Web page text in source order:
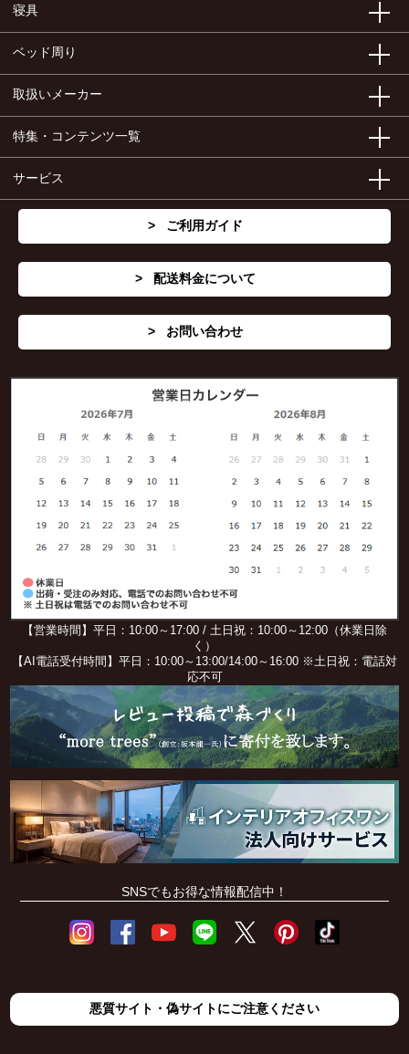
寝具
ベッド周り
取扱いメーカー
特集・コンテンツ一覧
サービス
ご利用ガイド
配送料金について
お問い合わせ
【営業時間】平日：10:00～17:00 / 土日祝：10:00～12:00（休業日除
く）
【AI電話受付時間】平日：10:00～13:00/14:00～16:00 ※土日祝：電話対
応不可
SNSでもお得な情報配信中！
悪質サイト・偽サイトにご注意ください